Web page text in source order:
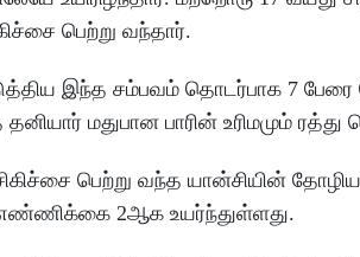
பெற்று வந்தார்.
இந்த சம்பவம் தொடர்பாக 7
மதுபான பாரின் உரிமமும்
பெற்று வந்த யான்சியின்
2ஆக உயர்ந்துள்ளது.